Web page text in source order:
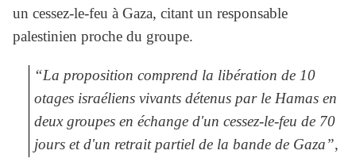
un cessez-le-feu à Gaza, citant un responsable
palestinien proche du groupe.
“La proposition comprend la libération de 10
otages israéliens vivants détenus par le Hamas en
deux groupes en échange d'un cessez-le-feu de 70
jours et d'un retrait partiel de la bande de Gaza”,